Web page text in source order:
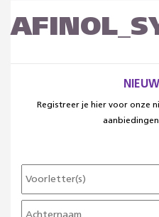
Registreer je hier voor onze